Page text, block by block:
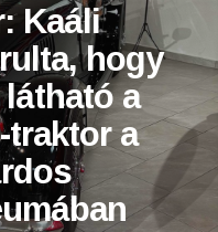
Kaáli
hogy
a
a